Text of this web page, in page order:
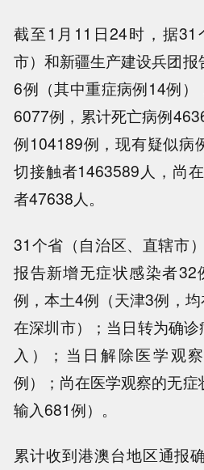
截至1月11日24时，据31
市）和新疆生产建设兵团
6例（其中重症病例14例
6077例，累计死亡病例
例104189例，现有疑似病
切接触者1463589人，尚
者47638人。
31个省（自治区、直辖市
报告新增无症状感染者
例，本土4例（天津3例，
在深圳市）；当日转为确
入）；当日解除医学观
例）；尚在医学观察的无
输入681例）。
累计收到港澳台地区通报